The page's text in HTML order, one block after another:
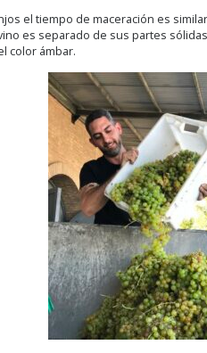
el tiempo de maceración es
es separado de sus partes
color ámbar.